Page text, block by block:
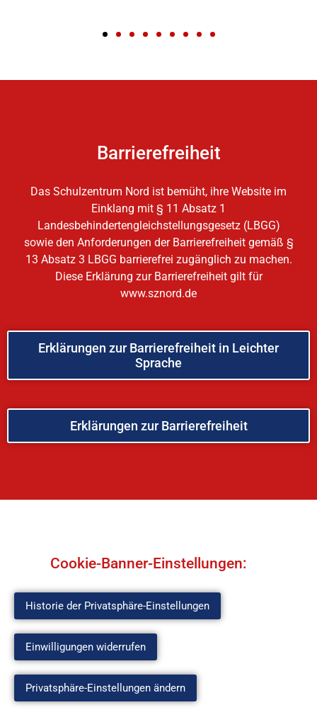
Barrierefreiheit
Das Schulzentrum Nord ist bemüht, ihre Website im
Einklang mit § 11 Absatz 1
Landesbehindertengleichstellungsgesetz (LBGG)
sowie den Anforderungen der Barrierefreiheit gemäß §
13 Absatz 3 LBGG barrierefrei zugänglich zu machen.
Diese Erklärung zur Barrierefreiheit gilt für
www.sznord.de
Erklärungen zur Barrierefreiheit in Leichter
Sprache
Erklärungen zur Barrierefreiheit
Cookie-Banner-Einstellungen:
Historie der Privatsphäre-Einstellungen
Einwilligungen widerrufen
Privatsphäre-Einstellungen ändern